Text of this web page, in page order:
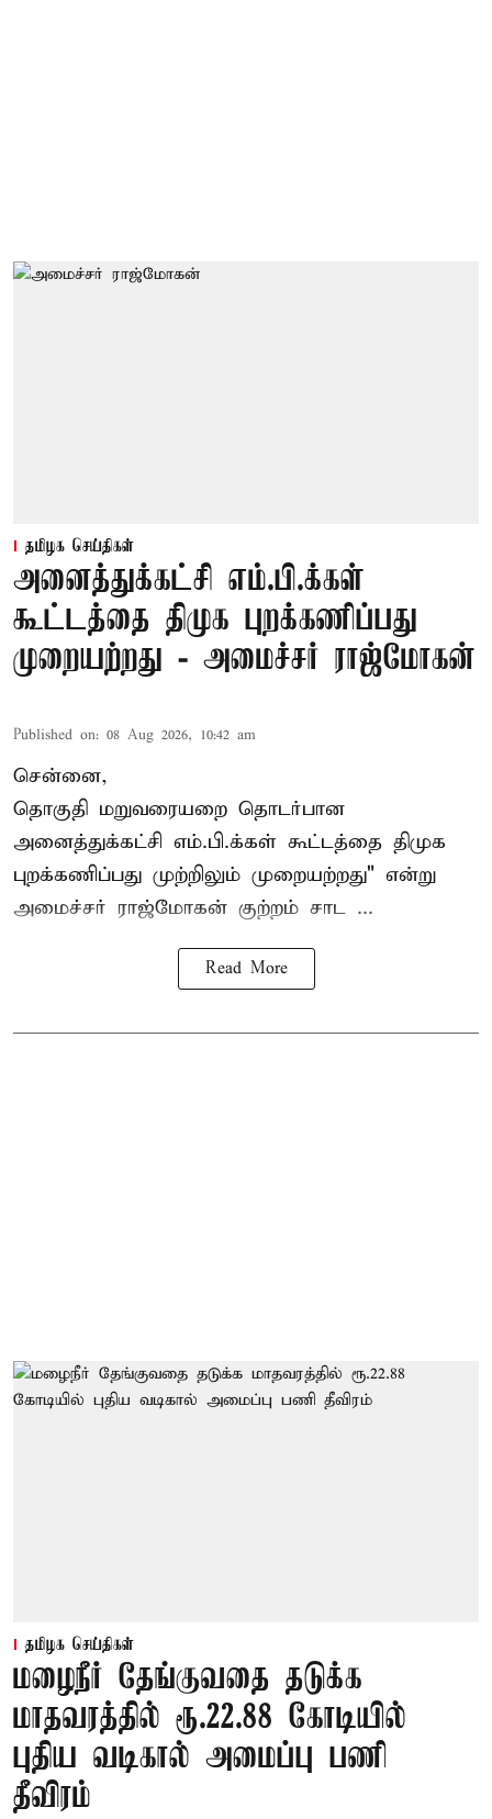
தமிழக செய்திகள்
அனைத்துக்கட்சி எம்.பி.க்கள்
கூட்டத்தை திமுக புறக்கணிப்பது
முறையற்றது - அமைச்சர் ராஜ்மோகன்
Published on: 08 Aug 2026, 10:42 am
சென்னை,
தொகுதி மறுவரையறை தொடர்பான
அனைத்துக்கட்சி எம்.பி.க்கள் கூட்டத்தை திமுக
புறக்கணிப்பது முற்றிலும் முறையற்றது" என்று
அமைச்சர் ராஜ்மோகன் குற்றம் சாட ...
Read More
தமிழக செய்திகள்
மழைநீர் தேங்குவதை தடுக்க
மாதவரத்தில் ரூ.22.88 கோடியில்
புதிய வடிகால் அமைப்பு பணி
தீவிரம்